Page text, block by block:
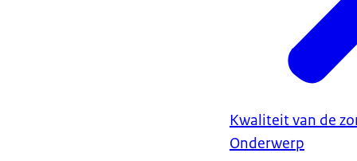
Kwaliteit van de
Onderwerp